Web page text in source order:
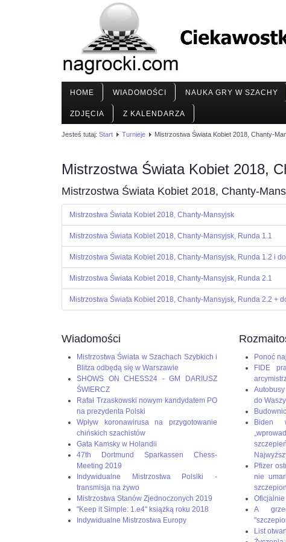
HOME WIADOMOŚCI NAUKA GRY W SZACHY
ZDJĘCIA Z KALENDARZA
Jesteś tutaj: Start Turnieje Mistrzostwa Świata Kobiet 2018, Chanty-
Mistrzostwa Świata Kobiet 2018,
Mistrzostwa Świata Kobiet 2018, Chanty-
Mistrzostwa Świata Kobiet 2018, Chanty-Mansyjsk
Mistrzostwa Świata Kobiet 2018, Chanty-Mansyjsk, Runda 1.1
Mistrzostwa Świata Kobiet 2018, Chanty-Mansyjsk, Runda 1.2 i
Mistrzostwa Świata Kobiet 2018, Chanty-Mansyjsk, Runda 2.1
Mistrzostwa Świata Kobiet 2018, Chanty-Mansyjsk, Runda 2.2 +
Wiadomości
Mistrzostwa Świata w Szachach Szybkich i
Blitza odbędą się w Warszawie
SHOWS ON CHESS24 - GM DARIUSZ
ŚWIERCZ
Rafał Trzaskowski nowym kandydatem PO
na prezydenta Polski
Wpływ koronawirusa na przygotowanie
chińskich szachistów
Gata Kamsky w Holandii
47th Dortmund Sparkassen Chess-
Meeting 2019
Indywidualne Mistrzostwa Polslki -
transmisja na żywo
Mistrzostwa Stanów Zjednoczonych 2019
"Keep it Simple: 1.e4" książką roku 2018
Indywidualne Mistrzostwa Europy
Ponoć
FIDE
do
Biden
Pfizer
nie
A
List